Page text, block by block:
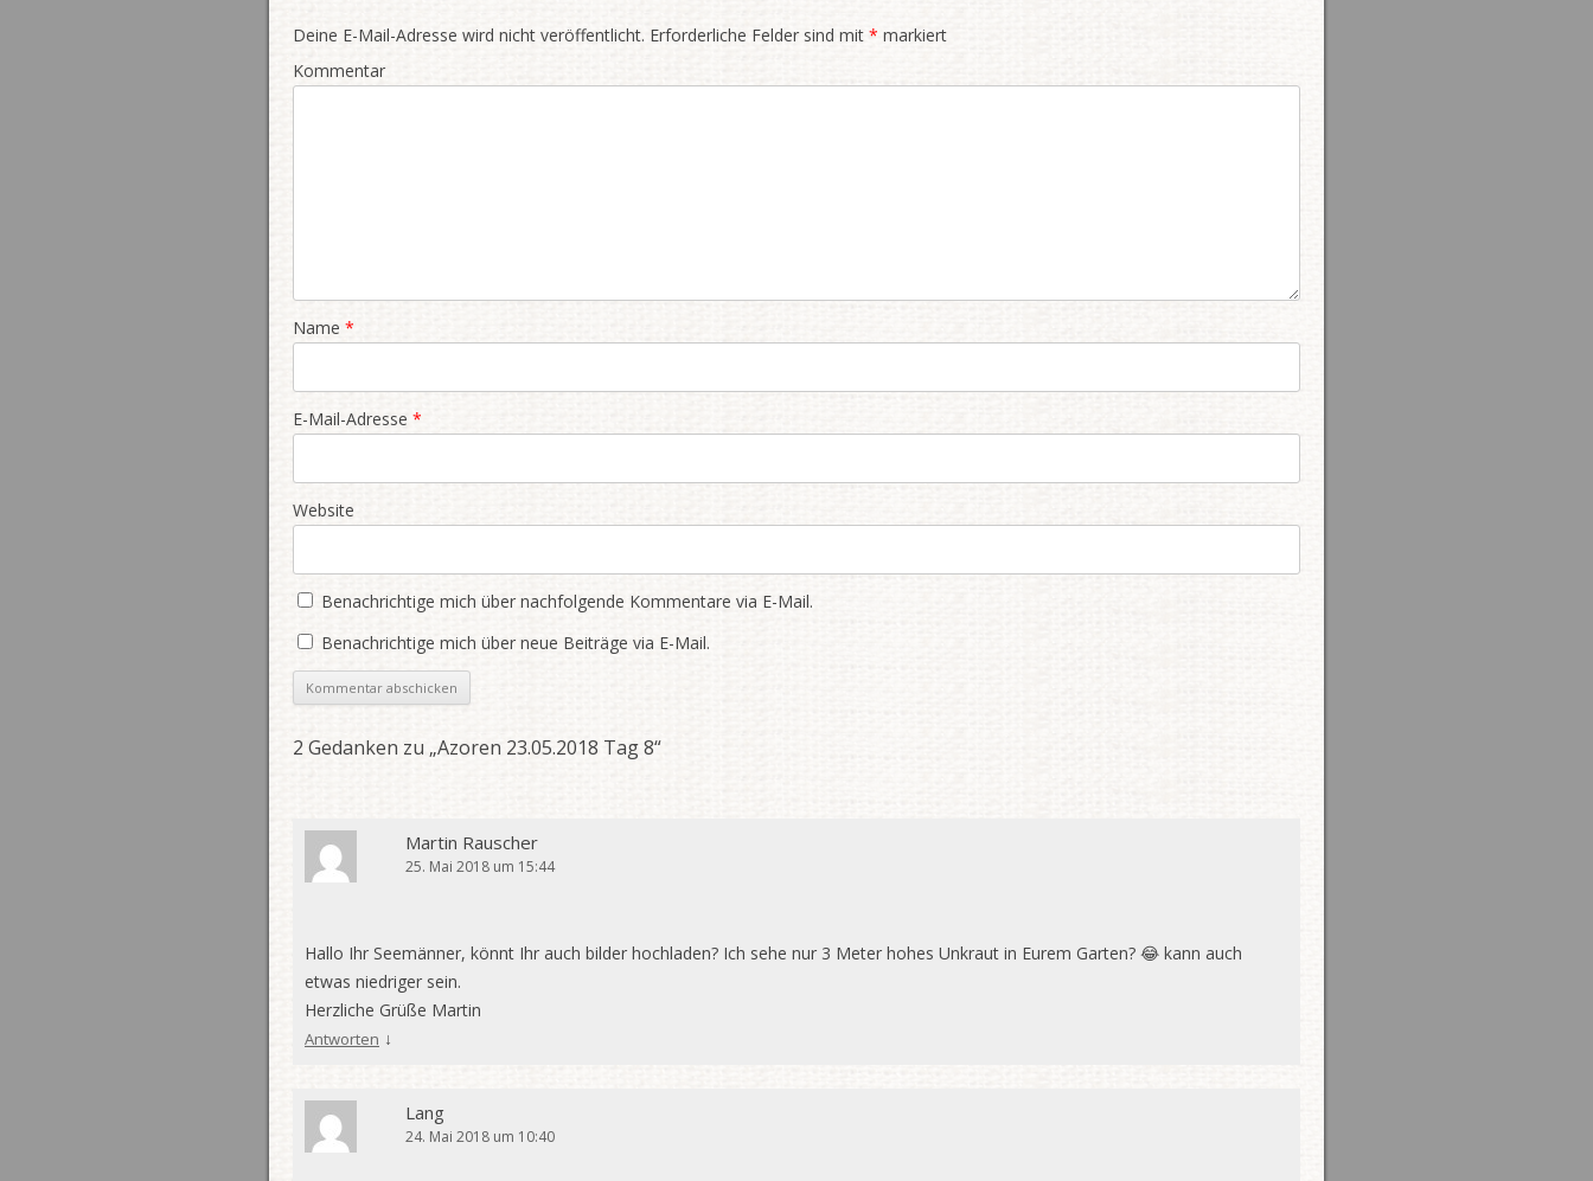
Deine E-Mail-Adresse wird nicht veröffentlicht. Erforderliche Felder sind mit * markiert
Kommentar
Name *
E-Mail-Adresse *
Website
Benachrichtige mich über nachfolgende Kommentare via E-Mail.
Benachrichtige mich über neue Beiträge via E-Mail.
2 Gedanken zu „Azoren 23.05.2018 Tag 8“
Martin Rauscher
25. Mai 2018 um 15:44
Hallo Ihr Seemänner, könnt Ihr auch bilder hochladen? Ich sehe nur 3 Meter hohes Unkraut in Eurem Garten? 😂 kann auch
etwas niedriger sein.
Herzliche Grüße Martin
Antworten ↓
Lang
24. Mai 2018 um 10:40